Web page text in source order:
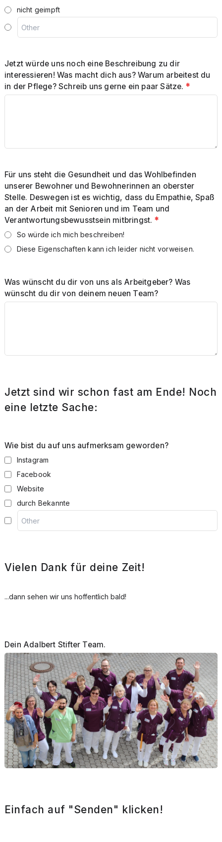
nicht geimpft
Jetzt würde uns noch eine Beschreibung zu dir
interessieren! Was macht dich aus? Warum arbeitest du
in der Pflege? Schreib uns gerne ein paar Sätze. *
Für uns steht die Gesundheit und das Wohlbefinden
unserer Bewohner und Bewohnerinnen an oberster
Stelle. Deswegen ist es wichtig, dass du Empathie, Spaß
an der Arbeit mit Senioren und im Team und
Verantwortungsbewusstsein mitbringst. *
So würde ich mich beschreiben!
Diese Eigenschaften kann ich leider nicht vorweisen.
Was wünscht du dir von uns als Arbeitgeber? Was
wünscht du dir von deinem neuen Team?
Jetzt sind wir schon fast am Ende! Noch
eine letzte Sache:
Wie bist du auf uns aufmerksam geworden?
Instagram
Facebook
Website
durch Bekannte
Vielen Dank für deine Zeit!
...dann sehen wir uns hoffentlich bald!
Dein Adalbert Stifter Team.
Einfach auf "Senden" klicken!